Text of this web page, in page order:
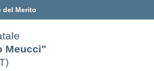
del Merito
Meucci"